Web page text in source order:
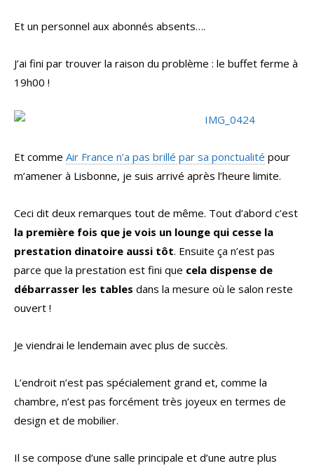
Et un personnel aux abonnés absents….
J’ai fini par trouver la raison du problème : le buffet ferme à
19h00 !
Et comme Air France n’a pas brillé par sa ponctualité pour
m’amener à Lisbonne, je suis arrivé après l’heure limite.
Ceci dit deux remarques tout de même. Tout d’abord c’est
la première fois que je vois un lounge qui cesse la
prestation dinatoire aussi tôt. Ensuite ça n’est pas
parce que la prestation est fini que cela dispense de
débarrasser les tables dans la mesure où le salon reste
ouvert !
Je viendrai le lendemain avec plus de succès.
L’endroit n’est pas spécialement grand et, comme la
chambre, n’est pas forcément très joyeux en termes de
design et de mobilier.
Il se compose d’une salle principale et d’une autre plus